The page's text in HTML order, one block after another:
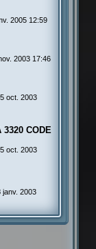
2005 12:59
2003 17:46
oct. 2003
CODE
oct. 2003
janv. 2003